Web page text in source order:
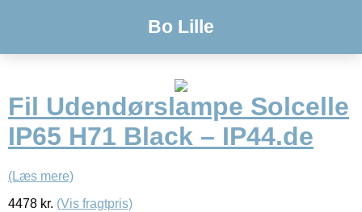
Bo Lille
Fil Udendørslampe Solcelle
IP65 H71 Black – IP44.de
(Læs mere)
4478 kr. (Vis fragtpris)